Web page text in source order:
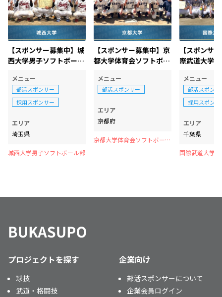
【スポンサー募集中】城
西大学男子ソフトボール
メニュー
部活スポンサー
採用スポンサー
エリア
埼玉県
城西大学男子ソフトボール部
【スポンサー募集中】京
都大学体育会ソフトボー
メニュー
部活スポンサー
エリア
京都府
京都大学体育会ソフトボール
【スポンサ
際武道大学
メニュー
部活スポンサ
採用スポンサ
エリア
千葉県
国際武道大学
プロジェクトを探す
球技
武道・格闘技
企業向け
部活スポンサーについて
企業会員ログイン